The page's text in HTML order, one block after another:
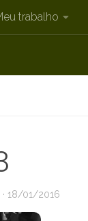
trabalho
· 18/01/2016